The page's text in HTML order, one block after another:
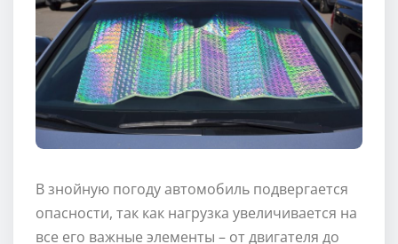
В знойную погоду автомобиль подвергается
опасности, так как нагрузка увеличивается на
все его важные элементы – от двигателя до